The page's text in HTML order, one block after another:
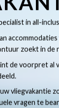
in all-
zoekt in de
de voorpret
vliegvakantie
vragen te